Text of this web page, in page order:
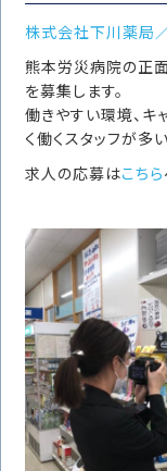
４つ
独自
株式会社下川薬局
熊本労災病院の正
を募集します。
働きやすい環境、キ
く働くスタッフが多
求人の応募はこちら